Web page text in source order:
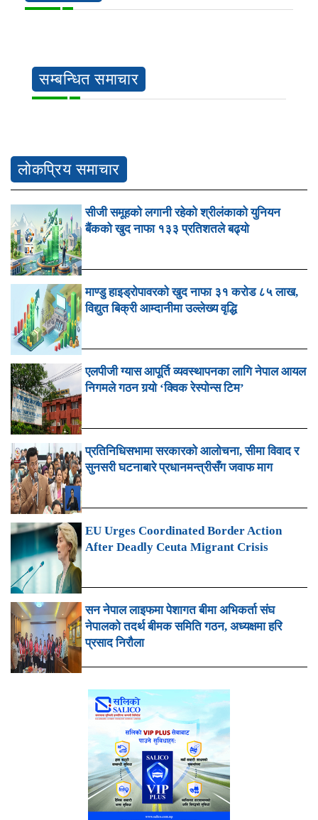
सम्बन्धित समाचार
लोकप्रिय समाचार
सीजी समूहको लगानी रहेको श्रीलंकाको युनियन
बैंकको खुद नाफा १३३ प्रतिशतले बढ्यो
माण्डु हाइड्रोपावरको खुद नाफा ३१ करोड ८५ लाख,
विद्युत बिक्री आम्दानीमा उल्लेख्य वृद्धि
एलपीजी ग्यास आपूर्ति व्यवस्थापनका लागि नेपाल आयल
निगमले गठन गर्‍यो ‘क्विक रेस्पोन्स टिम’
प्रतिनिधिसभामा सरकारको आलोचना, सीमा विवाद र
सुनसरी घटनाबारे प्रधानमन्त्रीसँग जवाफ माग
EU Urges Coordinated Border Action
After Deadly Ceuta Migrant Crisis
सन नेपाल लाइफमा पेशागत बीमा अभिकर्ता संघ
नेपालको तदर्थ बीमक समिति गठन, अध्यक्षमा हरि
प्रसाद निरौला